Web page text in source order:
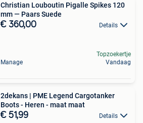
Christian Louboutin Pigalle Spikes 120
mm — Paars Suede
€ 360,00 Details
Manage
Topzoekertje
Vandaag
2dekans | PME Legend Cargotanker
Boots - Heren - maat maat
€ 51,99 Details